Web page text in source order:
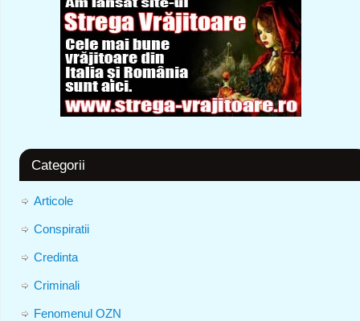
Categorii
Articole
Conspiratii
Credinta
Criminali
Fenomenul OZN